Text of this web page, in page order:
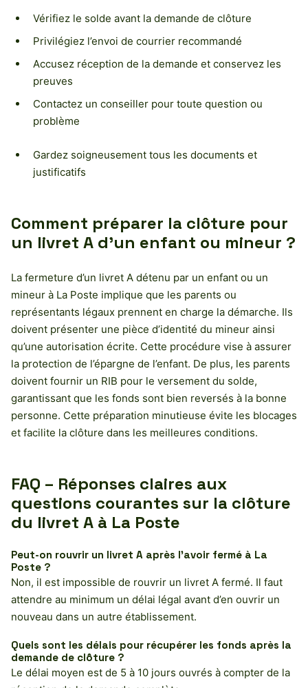
Vérifiez le solde avant la demande de clôture
Privilégiez l’envoi de courrier recommandé
Accusez réception de la demande et conservez les
preuves
Contactez un conseiller pour toute question ou
problème
Gardez soigneusement tous les documents et
justificatifs
Comment préparer la clôture pour
un livret A d’un enfant ou mineur ?
La fermeture d’un livret A détenu par un enfant ou un
mineur à La Poste implique que les parents ou
représentants légaux prennent en charge la démarche. Ils
doivent présenter une pièce d’identité du mineur ainsi
qu’une autorisation écrite. Cette procédure vise à assurer
la protection de l’épargne de l’enfant. De plus, les parents
doivent fournir un RIB pour le versement du solde,
garantissant que les fonds sont bien reversés à la bonne
personne. Cette préparation minutieuse évite les blocages
et facilite la clôture dans les meilleures conditions.
FAQ – Réponses claires aux
questions courantes sur la clôture
du livret A à La Poste
Peut-on rouvrir un livret A après l’avoir fermé à La
Poste ?
Non, il est impossible de rouvrir un livret A fermé. Il faut
attendre au minimum un délai légal avant d’en ouvrir un
nouveau dans un autre établissement.
Quels sont les délais pour récupérer les fonds après la
demande de clôture ?
Le délai moyen est de 5 à 10 jours ouvrés à compter de la